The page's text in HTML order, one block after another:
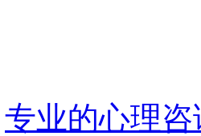
专业的心理